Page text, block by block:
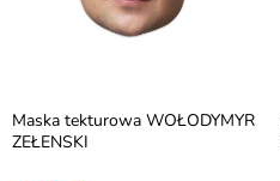
Maska tekturowa WOŁODYMYR
ZEŁENSKI